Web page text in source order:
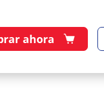
ahora